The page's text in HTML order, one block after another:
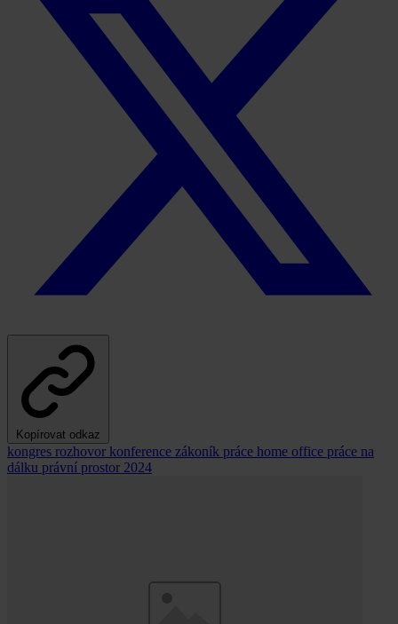
Kopírovat odkaz
kongres rozhovor konference zákoník práce home office práce na
dálku právní prostor 2024